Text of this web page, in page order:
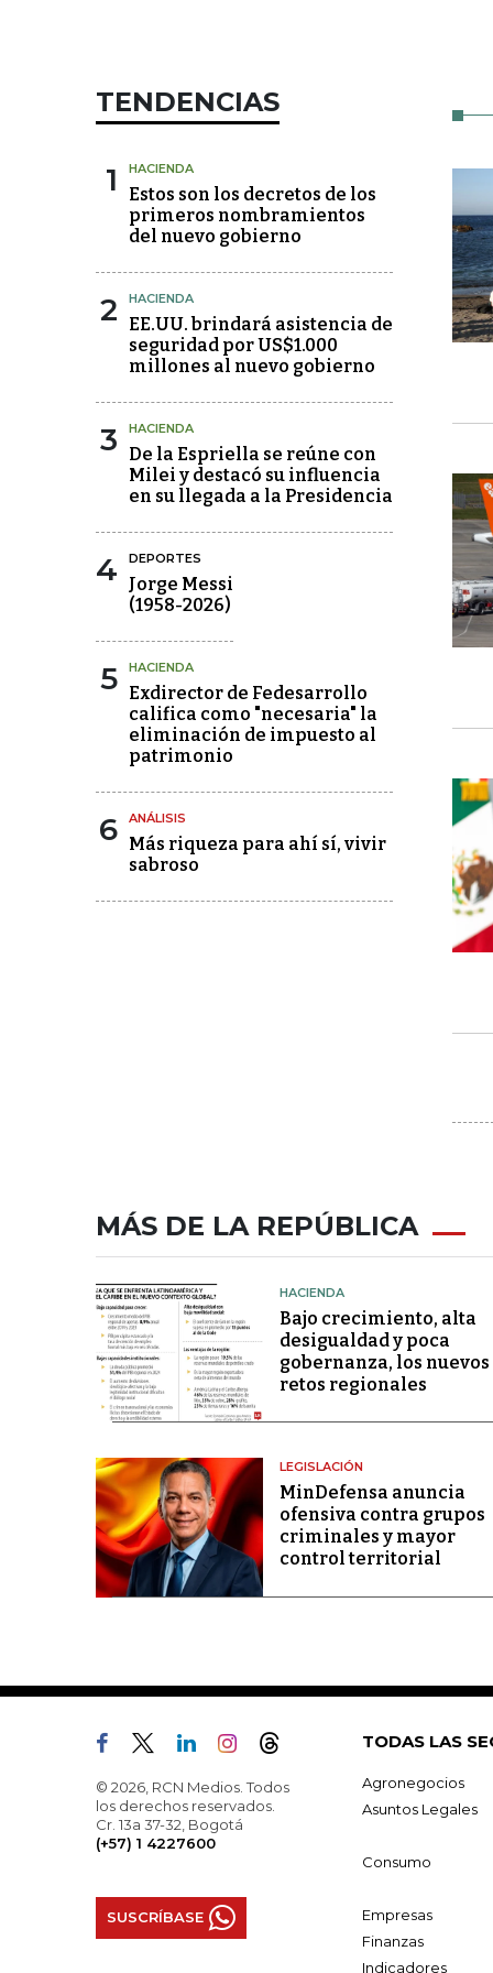
TENDENCIAS
1 HACIENDA
Estos son los decretos de los
primeros nombramientos
del nuevo gobierno
2 HACIENDA
EE.UU. brindará asistencia de
seguridad por US$1.000
millones al nuevo gobierno
3 HACIENDA
De la Espriella se reúne con
Milei y destacó su influencia
en su llegada a la Presidencia
4 DEPORTES
Jorge Messi
(1958-2026)
5 HACIENDA
Exdirector de Fedesarrollo
califica como "necesaria" la
eliminación de impuesto al
patrimonio
6 ANÁLISIS
Más riqueza para ahí sí, vivir
sabroso
MÁS DE LA REPÚBLICA
HACIENDA
Bajo crecimiento, alta
desigualdad y poca
gobernanza, los nuevos
retos regionales
LEGISLACIÓN
MinDefensa anuncia
ofensiva contra grupos
criminales y mayor
control territorial
© 2026, RCN Medios. Todos
los derechos reservados.
Cr. 13a 37-32, Bogotá
(+57) 1 4227600
SUSCRÍBASE
TODAS LAS
Agronegocios
Asuntos Legales
Consumo
Empresas
Finanzas
Indicadores